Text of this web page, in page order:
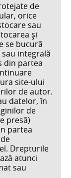
de
orice
sau
şi
se bucură
integrală
din partea
site-ului
de autor.
datelor, în
de
presă)
partea
Drepturile
atunci
sau